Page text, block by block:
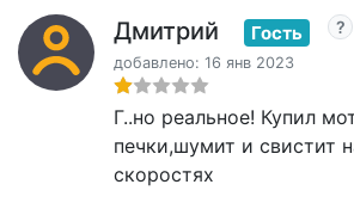
Дмитрий Гость
добавлено: 16 янв 2023
Г..но реальное! Купил
печки,шумит и свистит
скоростях